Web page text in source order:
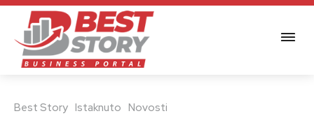
Best Story Istaknuto Novosti